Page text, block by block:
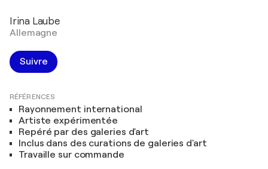
Irina Laube
Allemagne
Suivre
RÉFÉRENCES
Rayonnement international
Artiste expérimentée
Repéré par des galeries d'art
Inclus dans des curations de galeries d'art
Travaille sur commande